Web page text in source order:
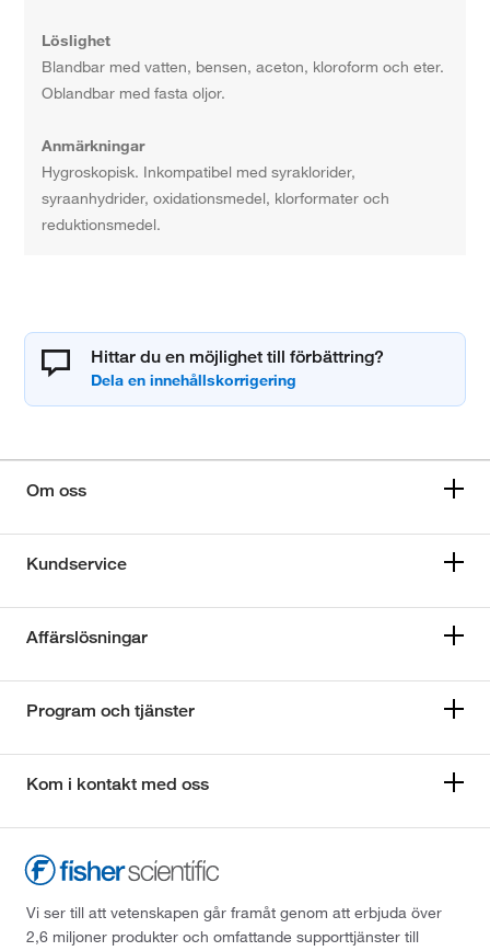
Löslighet
Blandbar med vatten, bensen, aceton, kloroform och eter.
Oblandbar med fasta oljor.
Anmärkningar
Hygroskopisk. Inkompatibel med syraklorider,
syraanhydrider, oxidationsmedel, klorformater och
reduktionsmedel.
Hittar du en möjlighet till förbättring?
Om oss
Kundservice
Affärslösningar
Program och tjänster
Kom i kontakt med oss
Vi ser till att vetenskapen går framåt genom att erbjuda över
2,6 miljoner produkter och omfattande supporttjänster till